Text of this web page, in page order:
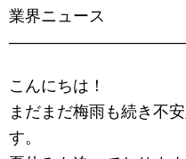
業界ニュース
こんにちは！
まだまだ梅雨も続き不
す。